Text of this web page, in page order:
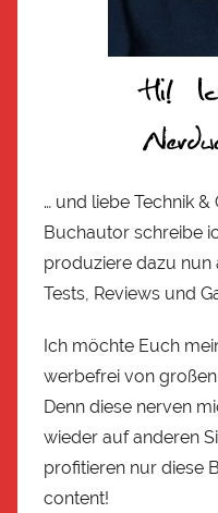
… und liebe Technik
Buchautor schreibe
produziere dazu nun
Tests, Reviews und
Ich möchte Euch
werbefrei von
Denn diese nerven
wieder auf anderen
profitieren nur diese
content!